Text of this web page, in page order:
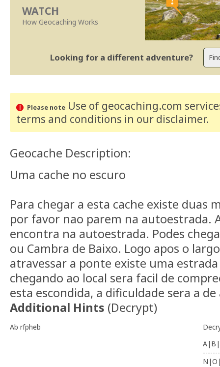
WATCH
How Geocaching Works
Looking for a different adventure?
Please noteUse of geocaching.com
terms and conditions in our disclaimer.
Geocache Description:
Uma cache no escuro
Para chegar a esta cache existe duas
por favor nao parem na autoestrada.
encontra na autoestrada. Podes
ou Cambra de Baixo. Logo apos o
atravessar a ponte existe uma
chegando ao local sera facil de
esta escondida, a dificuldade sera a
Additional Hints (Decrypt)
Ab rfpheb